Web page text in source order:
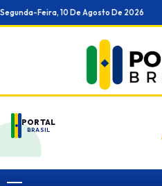
Ir
para
Segunda-Feira, 10 De Agosto De 2026
PORTAL
BRASIL